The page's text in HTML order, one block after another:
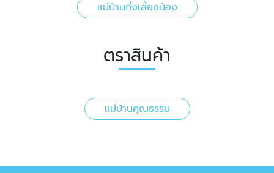
แม่บ้านกี่งเลี้ยงน้อง
ตราสินค้า
แม่บ้านคุณธรรม